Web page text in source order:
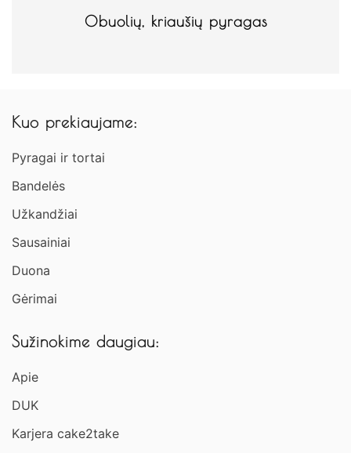
Obuolių, kriaušių pyragas
Kuo prekiaujame:
Pyragai ir tortai
Bandelės
Užkandžiai​
Sausainiai
Duona
Gėrimai
Sužinokime daugiau:
Apie
DUK
Karjera cake2take